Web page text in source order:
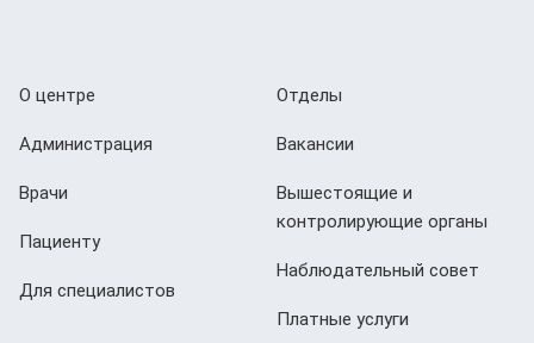
О центре
Администрация
Врачи
Пациенту
Для специалистов
Отделы
Вакансии
Вышестоящие и
контролирующие органы
Наблюдательный совет
Платные услуги